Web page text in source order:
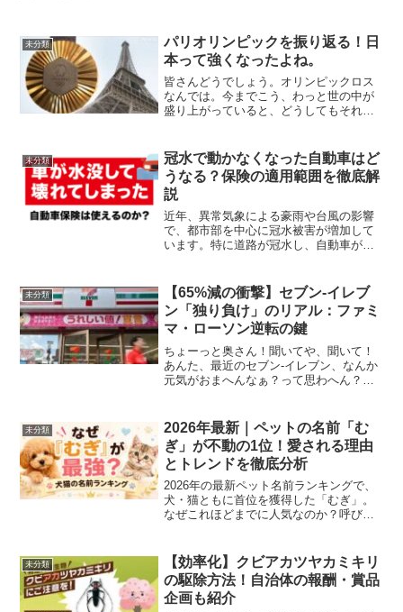
未分類
パリオリンピックを振り返る！日
本って強くなったよね。
皆さんどうでしょう。オリンピックロス
なんでは。今までこう、わっと世の中が
盛り上がっていると、どうしてもそれが
たオリンピック では日本の金メダルの数
が過去最高の20個...
未分類
冠水で動かなくなった自動車はど
うなる？保険の適用範囲を徹底解
説
近年、異常気象による豪雨や台風の影響
で、都市部を中心に冠水被害が増加して
います。特に道路が冠水し、自動車が動
バーは「愛車はどうなるのか？」「修理
は可能か？」「保険は使え...
未分類
【65%減の衝撃】セブン-イレブ
ン「独り負け」のリアル：ファミ
マ・ローソン逆転の鍵
ちょーっと奥さん！聞いてや、聞いて！
あんた、最近のセブン-イレブン、なんか
元気がおまへんなぁ？って思わへん？そ
ってるんよ！うちも毎日お世話になって
るし、他所（よそ）のお...
未分類
2026年最新｜ペットの名前「む
ぎ」が不動の1位！愛される理由
とトレンドを徹底分析
2026年の最新ペット名前ランキングで、
犬・猫ともに首位を獲得した「むぎ」。
なぜこれほどまでに人気なのか？呼びや
の愛称が選ばれる理由や名付けのコツま
で、ペットと暮らす方に...
未分類
【効率化】クビアカツヤカミキリ
の駆除方法！自治体の報酬・賞品
企画も紹介